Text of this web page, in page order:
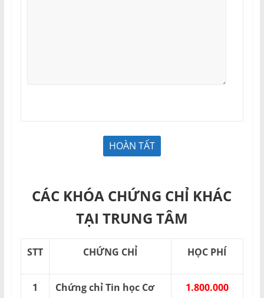
CÁC KHÓA CHỨNG CHỈ KHÁC
TẠI TRUNG TÂM
STT CHỨNG CHỈ HỌC PHÍ
1 Chứng chỉ Tin học Cơ 1.800.000